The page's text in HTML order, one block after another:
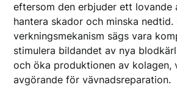
eftersom den erbjuder ett
hantera skador och minska nedtid.
verkningsmekanism sägs vara
stimulera bildandet av nya
och öka produktionen av kolagen,
avgörande för vävnadsreparation.